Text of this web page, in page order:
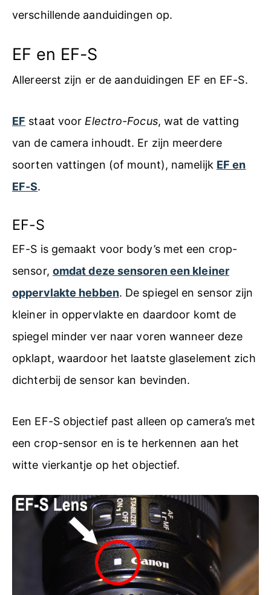
verschillende aanduidingen op.
EF en EF-S
Allereerst zijn er de aanduidingen EF en EF-S.
EF staat voor Electro-Focus, wat de vatting
van de camera inhoudt. Er zijn meerdere
soorten vattingen (of mount), namelijk EF en
EF-S.
EF-S
EF-S is gemaakt voor body’s met een crop-
sensor, omdat deze sensoren een kleiner
oppervlakte hebben. De spiegel en sensor zijn
kleiner in oppervlakte en daardoor komt de
spiegel minder ver naar voren wanneer deze
opklapt, waardoor het laatste glaselement zich
dichterbij de sensor kan bevinden.
Een EF-S objectief past alleen op camera’s met
een crop-sensor en is te herkennen aan het
witte vierkantje op het objectief.